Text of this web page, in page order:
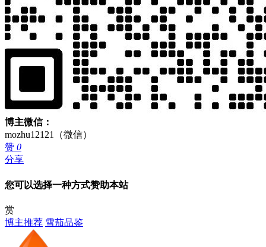
博主微信：
mozhu12121（微信）
赞 0
分享
您可以选择一种方式赞助本站
赏
博主推荐 雪茄品鉴